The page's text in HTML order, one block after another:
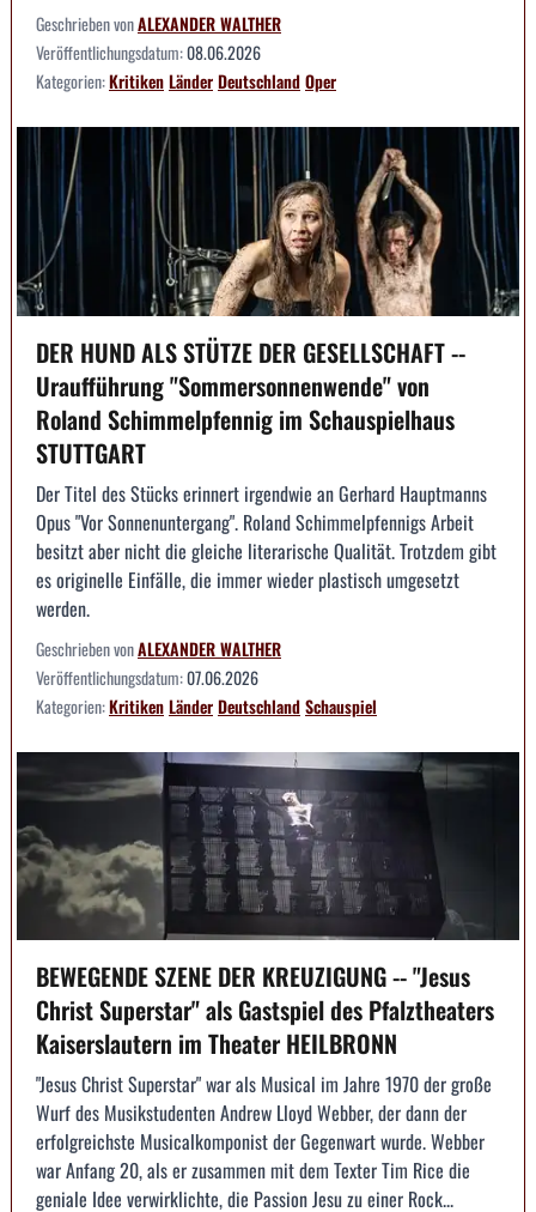
Geschrieben vonALEXANDER WALTHER
Veröffentlichungsdatum:08.06.2026
Kategorien:KritikenLänderDeutschlandOper
DER HUND ALS STÜTZE DER GESELLSCHAFT --
Uraufführung "Sommersonnenwende" von
Roland Schimmelpfennig im Schauspielhaus
STUTTGART
Der Titel des Stücks erinnert irgendwie an Gerhard Hauptmanns
Opus "Vor Sonnenuntergang". Roland Schimmelpfennigs Arbeit
besitzt aber nicht die gleiche literarische Qualität. Trotzdem gibt
es originelle Einfälle, die immer wieder plastisch umgesetzt
werden.
Geschrieben vonALEXANDER WALTHER
Veröffentlichungsdatum:07.06.2026
Kategorien:KritikenLänderDeutschlandSchauspiel
BEWEGENDE SZENE DER KREUZIGUNG -- "Jesus
Christ Superstar" als Gastspiel des Pfalztheaters
Kaiserslautern im Theater HEILBRONN
"Jesus Christ Superstar" war als Musical im Jahre 1970 der große
Wurf des Musikstudenten Andrew Lloyd Webber, der dann der
erfolgreichste Musicalkomponist der Gegenwart wurde. Webber
war Anfang 20, als er zusammen mit dem Texter Tim Rice die
geniale Idee verwirklichte, die Passion Jesu zu einer Rock...